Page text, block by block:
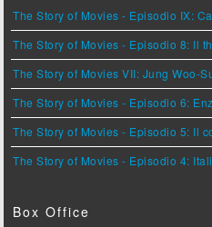
The Story of Movies - Episodio IX:
The Story of Movies - Episodio 8: Il
The Story of Movies VII: Jung Woo-
The Story of Movies - Episodio 6:
The Story of Movies - Episodio 5: Il
The Story of Movies - Episodio 4:
Box Office